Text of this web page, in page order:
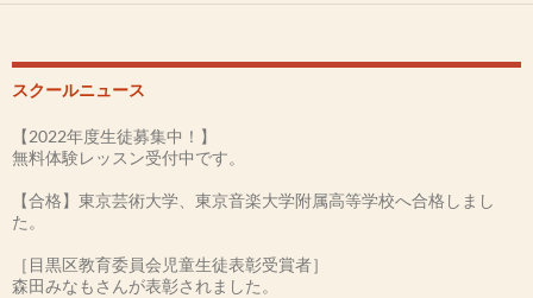
スクールニュース
【2022年度生徒募集中！】
無料体験レッスン受付中です。
【合格】東京芸術大学、東京音楽大学附属高等学校へ合格しまし
た。
［目黒区教育委員会児童生徒表彰受賞者］
森田みなもさんが表彰されました。